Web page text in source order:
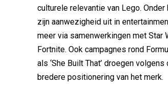
culturele relevantie van Lego.
zijn aanwezigheid uit in
meer via samenwerkingen met Star
Fortnite. Ook campagnes rond
als ‘She Built That’ droegen
bredere positionering van het merk.